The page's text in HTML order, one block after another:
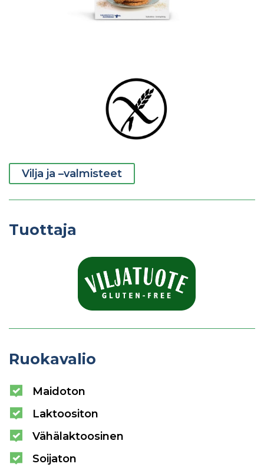
Vilja ja –valmisteet
Tuottaja
Ruokavalio
Maidoton
Laktoositon
Vähälaktoosinen
Soijaton